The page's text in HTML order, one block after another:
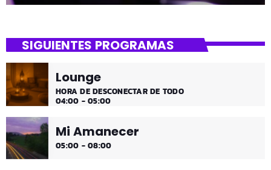
SIGUIENTES PROGRAMAS
Lounge
HORA DE DESCONECTAR DE TODO
04:00 - 05:00
Mi Amanecer
05:00 - 08:00